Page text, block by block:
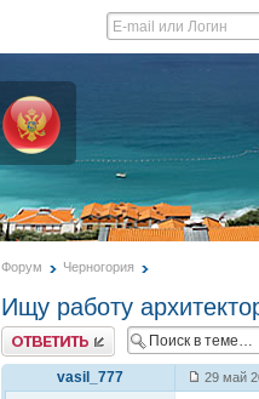
Форум Черногория
Ищу работу
Ответить
vasil_777 29 май